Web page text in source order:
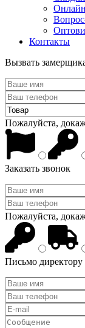
Контакты
Вызвать
Пожалуйста,
Заказать звонок
Пожалуйста,
Письмо директору